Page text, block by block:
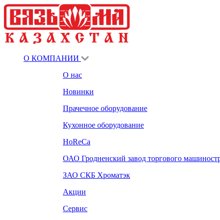
О КОМПАНИИ
О нас
Новинки
Прачечное оборудование
Кухонное оборудование
HoReCa
ОАО Гродненский завод торгового
ЗАО СКБ Хроматэк
Акции
Сервис